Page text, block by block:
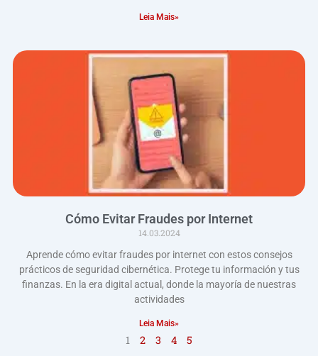
Leia Mais»
Cómo Evitar Fraudes por Internet
14.03.2024
Aprende cómo evitar fraudes por internet con estos consejos
prácticos de seguridad cibernética. Protege tu información y tus
finanzas. En la era digital actual, donde la mayoría de nuestras
actividades
Leia Mais»
1 2 3 4 5